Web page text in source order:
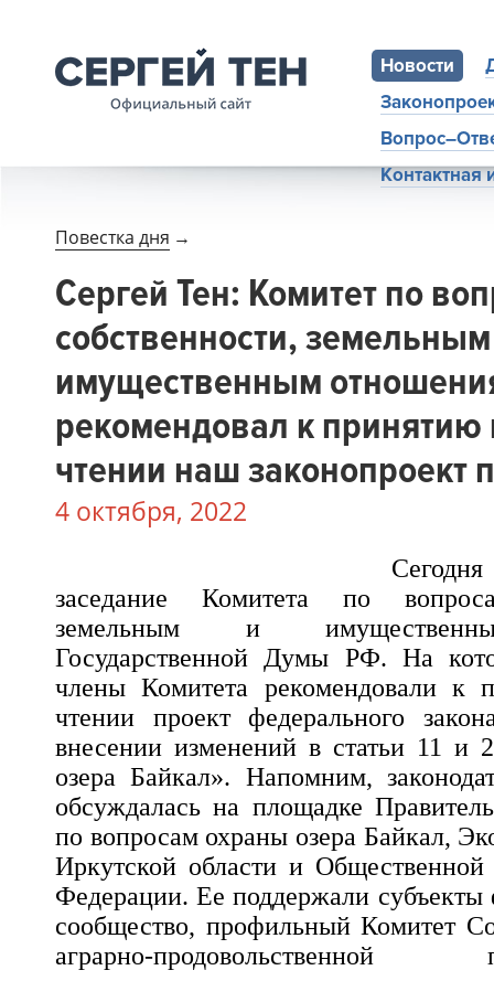
Новости
Повестка дня →
Сергей Тен: Комитет по
собственности,
имущественным
рекомендовал к
чтении наш законопроект
4 октября, 2022
заседание Комитета по
земельным и
Государственной Думы РФ. На
члены Комитета рекомендовали к
чтении проект федерального
внесении изменений в статьи 11 и
озера Байкал». Напомним,
обсуждалась на площадке
по вопросам охраны озера Байкал,
Иркутской области и Общественной
Федерации. Ее поддержали субъекты
сообщество, профильный Комитет
аграрно-